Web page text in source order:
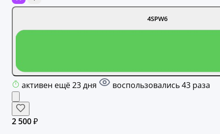
4SPW6
активен ещё 23 дня воспользовались 43 раза
2 500 ₽